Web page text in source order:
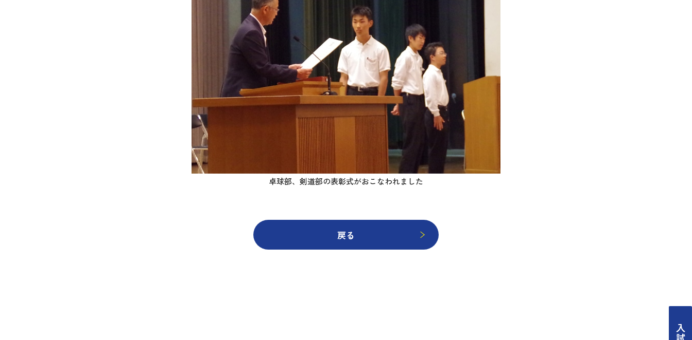
卓球部、剣道部の表彰式がおこなわれました
戻る